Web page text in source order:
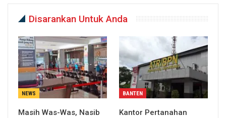
Disarankan Untuk Anda
NEWS
Masih Was-Was, Nasib
BANTEN
Kantor Pertanahan